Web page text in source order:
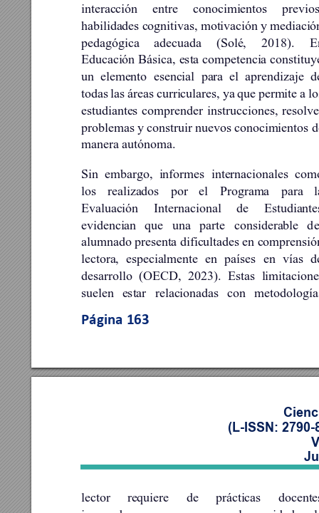
Página 163
interacción
entre conocimientos
habilidades cognitivas, motivación y
pedagógica
adecuada (Solé, 2018).
Educación Básica, esta competencia
un elemento esencial para el aprendizaje
todas las áreas curriculares, ya que permite a
estudiantes comprender instrucciones,
problemas y construir nuevos conocimientos
manera autónoma.
Sin embargo, informes internacionales
los
realizados por el Programa para
Evaluación
Internacional de
evidencian
que una parte considerable d
alumnado presenta dificultades en c
lectora, especialmente en países en vías
desarrollo (OECD, 2023). Estas
suelen
estar relacionadas con
(L-ISSN:
lector requiere de prácticas